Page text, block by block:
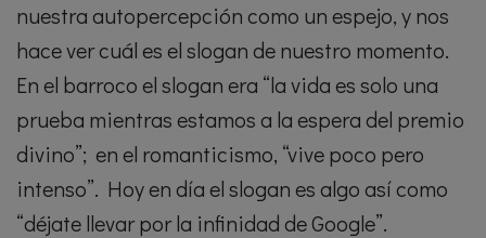
nuestra autopercepción como un espejo, y nos
hace ver cuál es el slogan de nuestro momento.
En el barroco el slogan era “la vida es solo una
prueba mientras estamos a la espera del premio
divino”; en el romanticismo, “vive poco pero
intenso”. Hoy en día el slogan es algo así como
“déjate llevar por la infinidad de Google”.